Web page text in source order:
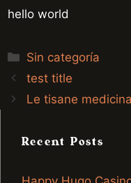
hello world
Categories
Sin categoría
test title
Le tisane
Recent Posts